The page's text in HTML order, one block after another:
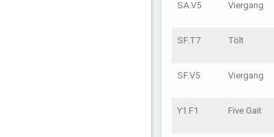
SA.V5 Viergang
SF.T7 Tölt
SF.V5 Viergang
Y1.F1 Five Gait